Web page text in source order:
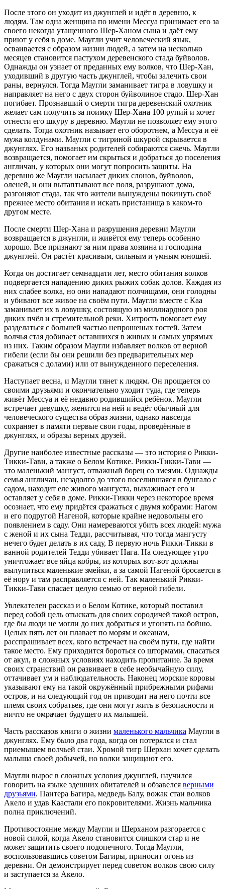
После этого он уходит из джунглей и идёт в деревню, к
людям. Там одна женщина по имени Мессуа принимает его за
своего некогда утащенного Шер-Ханом сына и даёт ему
приют у себя в доме. Маугли учит человеческий язык,
осваивается с образом жизни людей, а затем на несколько
месяцев становится пастухом деревенского стада буйволов.
Однажды он узнает от преданных ему волков, что Шер-Хан,
уходивший в другую часть джунглей, чтобы залечить свои
раны, вернулся. Тогда Маугли заманивает тигра в ловушку и
направляет на него с двух сторон буйволиное стадо. Шер-Хан
погибает. Прознавший о смерти тигра деревенский охотник
желает сам получить за поимку Шер-Хана 100 рупий и хочет
отнести его шкуру в деревню. Маугли не позволяет ему этого
сделать. Тогда охотник называет его оборотнем, а Мессуа и её
мужа колдунами. Маугли с тигриной шкурой скрывается в
джунглях. Его названых родителей собираются сжечь. Маугли
возвращается, помогает им скрыться и добраться до поселения
англичан, у которых они могут попросить защиты. На
деревню же Маугли насылает диких слонов, буйволов,
оленей, и они вытаптывают все поля, разрушают дома,
разгоняют стада, так что жители вынуждены покинуть своё
прежнее место обитания и искать пристанища в каком-то
другом месте.
После смерти Шер-Хана и разрушения деревни Маугли
возвращается в джунгли, и живётся ему теперь особенно
хорошо. Все признают за ним права хозяина и господина
джунглей. Он растёт красивым, сильным и умным юношей.
Когда он достигает семнадцати лет, место обитания волков
подвергается нападению диких рыжих собак долов. Каждая из
них слабее волка, но они нападают полчищами, они голодны
и убивают все живое на своём пути. Маугли вместе с Каа
заманивает их в ловушку, состоящую из миллиардного роя
диких пчёл и стремительной реки. Хитрость помогает ему
разделаться с большей частью непрошеных гостей. Затем
волчья стая добивает оставшихся в живых и самых упрямых
из них. Таким образом Маугли избавляет волков от верной
гибели (если бы они решили без предварительных мер
сражаться с долами) или от вынужденного переселения.
Наступает весна, и Маугли тянет к людям. Он прощается со
своими друзьями и окончательно уходит туда, где теперь
живёт Мессуа и её недавно родившийся ребёнок. Маугли
встречает девушку, женится на ней и ведёт обычный для
человеческого существа образ жизни, однако навсегда
сохраняет в памяти первые свои годы, проведённые в
джунглях, и образы верных друзей.
Другие наиболее известные рассказы — это история о Рикки-
Тикки-Тави, а также о Белом Котике. Рикки-Тикки-Тави —
это маленький мангуст, отважный борец со змеями. Однажды
семья англичан, незадолго до этого поселившаяся в бунгало с
садом, находит еле живого мангуста, выхаживает его и
оставляет у себя в доме. Рикки-Тикки через некоторое время
осознает, что ему придётся сражаться с двумя кобрами: Нагом
и его подругой Нагеной, которые крайне недовольны его
появлением в саду. Они намереваются убить всех людей: мужа
с женой и их сына Тедди, рассчитывая, что тогда мангусту
нечего будет делать в их саду, В первую ночь Рикки-Тикки в
ванной родителей Тедди убивает Нага. На следующее утро
уничтожает все яйца кобры, из которых вот-вот должны
вылупиться маленькие змейки, а за самой Нагеной бросается в
её нору и там расправляется с ней. Так маленький Рикки-
Тикки-Тави спасает целую семью от верной гибели.
Увлекателен рассказ и о Белом Котике, который поставил
перед собой цель отыскать для своих сородичей такой остров,
где бы люди не могли до них добраться и угонять на бойню.
Целых пять лет он плавает по морям и океанам,
расспрашивает всех, кого встречает на своём пути, где найти
такое место. Ему приходится бороться со штормами, спасаться
от акул, в сложных условиях находить пропитание. За время
своих странствий он развивает в себе необычайную силу,
оттачивает ум и наблюдательность. Наконец морские коровы
указывают ему на такой окружённый прибрежными рифами
остров, и на следующий год он приводит на него почти все
племя своих собратьев, где они могут жить в безопасности и
ничто не омрачает будущего их малышей.
Часть рассказов книги о жизни маленького мальчика Маугли в
джунглях. Ему было два года, когда он потерялся и стал
приемышем волчьей стаи. Хромой тигр Шерхан хочет сделать
малыша своей добычей, но волки защищают его.
Маугли вырос в сложных условия джунглей, научился
говорить на языке здешних обитателей и обзавелся верными
друзьями. Пантера Багира, медведь Балу, вожак стаи волков
Акело и удав Каастали его покровителями. Жизнь мальчика
полна приключений.
Противостояние между Маугли и Шерханом разгорается с
новой силой, когда Акело становится слишком стар и не
может защитить своего подопечного. Тогда Маугли,
воспользовавшись советом Багиры, приносит огонь из
деревни. Он демонстрирует перед советом волков свою силу
и заступается за Акело.